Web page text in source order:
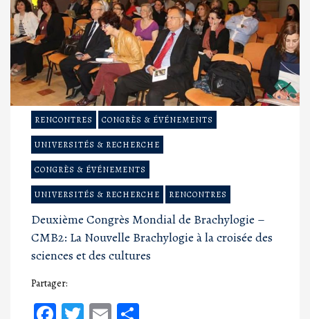
RENCONTRES CONGRÈS & ÉVÉNEMENTS
UNIVERSITÉS & RECHERCHE
CONGRÈS & ÉVÉNEMENTS
UNIVERSITÉS & RECHERCHE RENCONTRES
Deuxième Congrès Mondial de Brachylogie –
CMB2: La Nouvelle Brachylogie à la croisée des
sciences et des cultures
Partager: